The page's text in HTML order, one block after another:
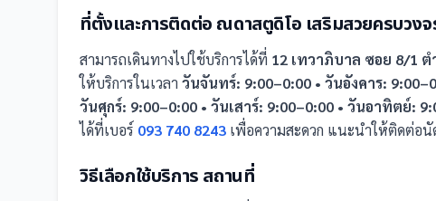
ที่ตั้งและการติดต่อ ณดาสตูดิโอ เสริมสวยครบวงจ
สามารถเดินทางไปใช้บริการได้ที่ 12 เทวาภิบาล ซอย 8/1 ต
ให้บริการในเวลา วันจันทร์: 9:00–0:00 • วันอังคาร:
วันศุกร์: 9:00–0:00 • วันเสาร์: 9:00–0:00 • วันอาทิตย์:
ได้ที่เบอร์ 093 740 8243 เพื่อความสะดวก แนะนำให้ติดต่อนั
วิธีเลือกใช้บริการ สถานที่